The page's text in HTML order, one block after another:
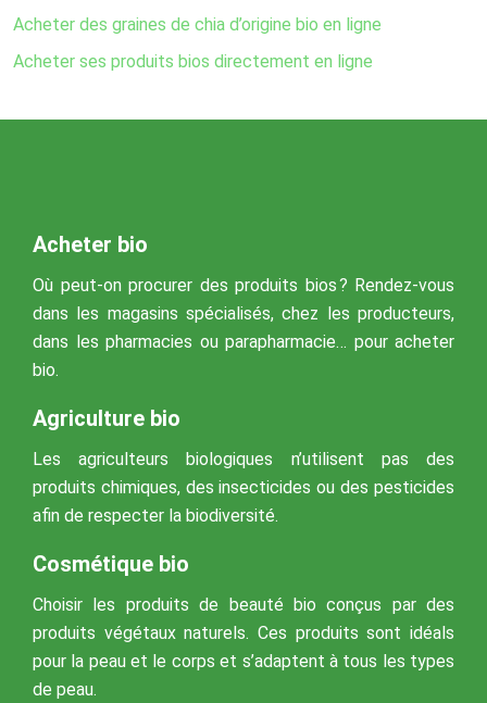
Acheter des graines de chia d’origine bio en ligne
Acheter ses produits bios directement en ligne
Acheter bio
Où peut-on procurer des produits bios ? Rendez-vous
dans les magasins spécialisés, chez les producteurs,
dans les pharmacies ou parapharmacie… pour acheter
bio.
Agriculture bio
Les agriculteurs biologiques n’utilisent pas des
produits chimiques, des insecticides ou des pesticides
afin de respecter la biodiversité.
Cosmétique bio
Choisir les produits de beauté bio conçus par des
produits végétaux naturels. Ces produits sont idéals
pour la peau et le corps et s’adaptent à tous les types
de peau.